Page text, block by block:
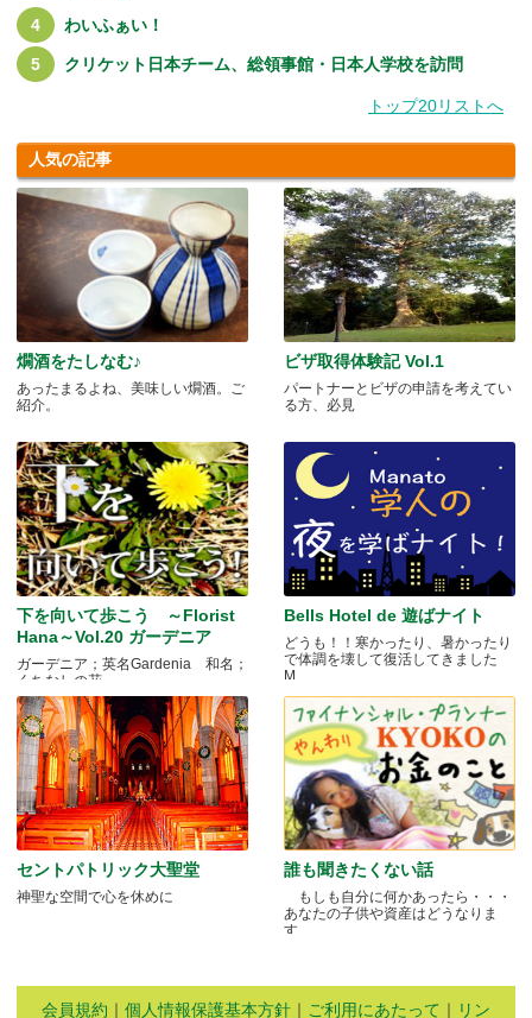
わいふぁい！
クリケット日本チーム、総領事館・日本人学校を訪問
トップ20リストへ
人気の記事
燗酒をたしなむ♪
あったまるよね、美味しい燗酒。ご
紹介。
ビザ取得体験記 Vol.1
パートナーとビザの申請を考えてい
る方、必見
下を向いて歩こう ～Florist
Hana～Vol.20 ガーデニア
ガーデニア；英名Gardenia 和名；
くちなしの花 .....
Bells Hotel de 遊ばナイト
どうも！！寒かったり、暑かったり
で体調を壊して復活してきました
M.....
セントパトリック大聖堂
神聖な空間で心を休めに
誰も聞きたくない話
もしも自分に何かあったら・・・
あなたの子供や資産はどうなりま
す.....
会員規約 ｜ 個人情報保護基本方針 ｜ ご利用にあたって ｜ リン